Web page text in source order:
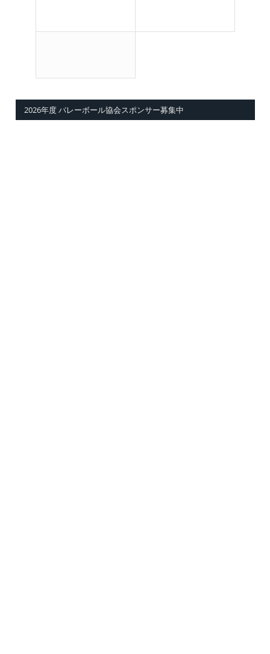
2026年度 バレーボール協会スポンサー募集中